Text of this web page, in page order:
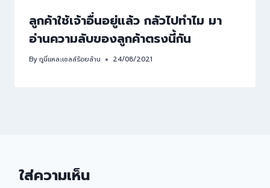
ลูกค้าใช้เจ้าอื่นอยู่แล้ว กลัวไปทำไม มา
อ่านความลับของลูกค้าตรงนี้กัน
Byกูนี่แหละเซลล์ร้อยล้าน 24/08/2021
ใส่ความเห็น